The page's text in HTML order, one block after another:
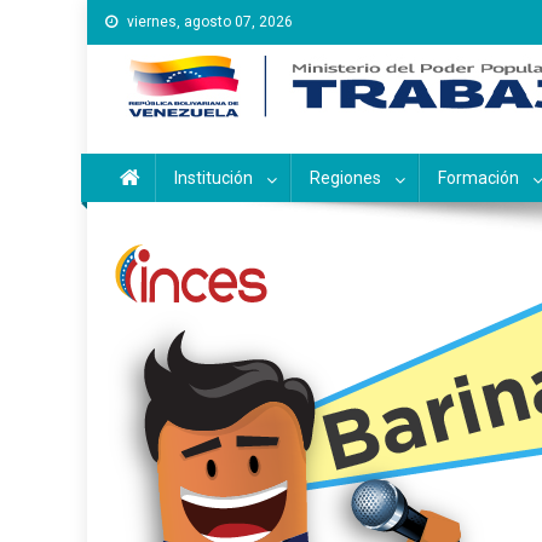
Saltar
al
contenido
viernes, agosto 07, 2026
Instituto Nacional de
Inces
Institución Regiones Formación